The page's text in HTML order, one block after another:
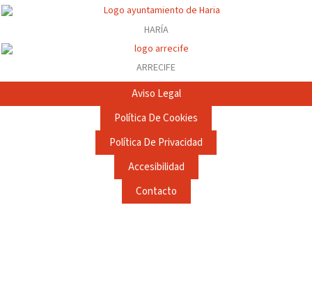
HARÍA
ARRECIFE
Aviso Legal
Política De Cookies
Política De Privacidad
Accesibilidad
Contacto